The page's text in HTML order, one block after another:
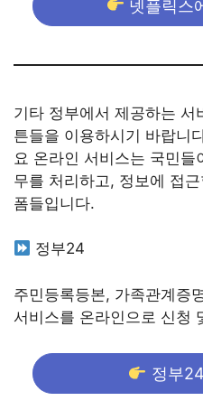
넷플릭스
기타 정부에서 제공하는 서
튼들을 이용하시기 바랍니
요 온라인 서비스는 국민
무를 처리하고, 정보에 접
폼들입니다.
정부24
주민등록등본, 가족관계증
서비스를 온라인으로 신청
정부